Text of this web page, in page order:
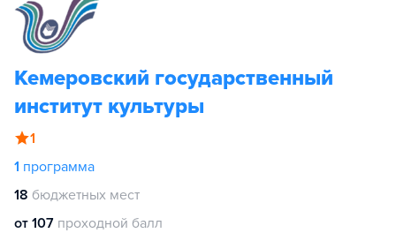
Кемеровский государственный
институт культуры
1
1 программа
18 бюджетных мест
от 107 проходной балл